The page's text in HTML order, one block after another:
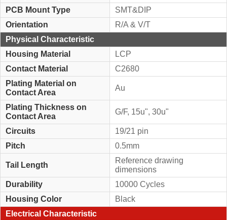
PCB Mount Type
SMT&DIP
Orientation
R/A & V/T
Physical Characteristic
Housing Material
LCP
Contact Material
C2680
Plating Material on
Contact Area
Au
Plating Thickness on
Contact Area
G/F, 15u", 30u"
Circuits
19/21 pin
Pitch
0.5mm
Tail Length
Reference drawing
dimensions
Durability
10000 Cycles
Housing Color
Black
Electrical Characteristic